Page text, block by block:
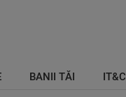
BANII TĂI IT&C